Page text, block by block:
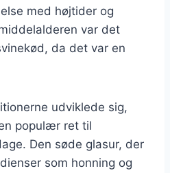
med højtider og
var det
da det var en
udviklede sig,
populær ret til
Den søde glasur, der
som honning og